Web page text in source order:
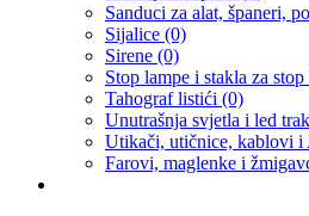
Sanduci za alat, španeri,
Sijalice (0)
Sirene (0)
Stop lampe i stakla za stop
Tahograf listići (0)
Unutrašnja svjetla i led
Utikači, utičnice, kablovi i
Farovi, maglenke i